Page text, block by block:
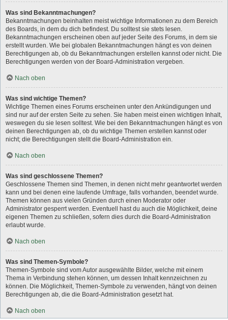
Was sind Bekanntmachungen?
Bekanntmachungen beinhalten meist wichtige Informationen zu dem Bereich
des Boards, in dem du dich befindest. Du solltest sie stets lesen.
Bekanntmachungen erscheinen oben auf jeder Seite des Forums, in dem sie
erstellt wurden. Wie bei globalen Bekanntmachungen hängt es von deinen
Berechtigungen ab, ob du Bekanntmachungen erstellen kannst oder nicht. Die
Berechtigungen werden von der Board-Administration vergeben.
Nach oben
Was sind wichtige Themen?
Wichtige Themen eines Forums erscheinen unter den Ankündigungen und
sind nur auf der ersten Seite zu sehen. Sie haben meist einen wichtigen Inhalt,
weswegen du sie lesen solltest. Wie bei den Bekanntmachungen hängt es von
deinen Berechtigungen ab, ob du wichtige Themen erstellen kannst oder
nicht; die Berechtigungen stellt die Board-Administration ein.
Nach oben
Was sind geschlossene Themen?
Geschlossene Themen sind Themen, in denen nicht mehr geantwortet werden
kann und bei denen eine laufende Umfrage, falls vorhanden, beendet wurde.
Themen können aus vielen Gründen durch einen Moderator oder
Administrator gesperrt werden. Eventuell hast du auch die Möglichkeit, deine
eigenen Themen zu schließen, sofern dies durch die Board-Administration
erlaubt wurde.
Nach oben
Was sind Themen-Symbole?
Themen-Symbole sind vom Autor ausgewählte Bilder, welche mit einem
Thema in Verbindung stehen können, um dessen Inhalt kennzeichnen zu
können. Die Möglichkeit, Themen-Symbole zu verwenden, hängt von deinen
Berechtigungen ab, die die Board-Administration gesetzt hat.
Nach oben